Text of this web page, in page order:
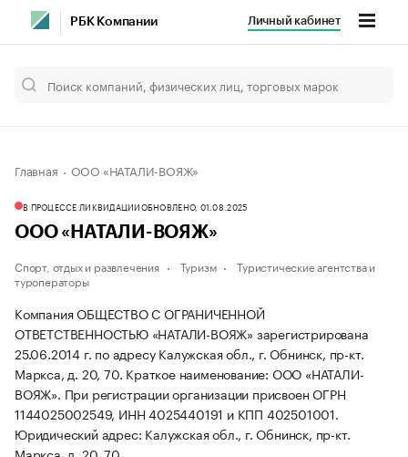
РБК Компании Личный кабинет
Главная ООО «НАТАЛИ-ВОЯЖ»
В ПРОЦЕССЕ ЛИКВИДАЦИИОБНОВЛЕНО, 01.08.2025
ООО «НАТАЛИ-ВОЯЖ»
Спорт, отдых и развлечения Туризм
Туристические агентства и
туроператоры
Компания ОБЩЕСТВО С ОГРАНИЧЕННОЙ
ОТВЕТСТВЕННОСТЬЮ «НАТАЛИ-ВОЯЖ» зарегистрирована
25.06.2014 г. по адресу Калужская обл., г. Обнинск, пр-кт.
Маркса, д. 20, 70. Краткое наименование: ООО «НАТАЛИ-
ВОЯЖ». При регистрации организации присвоен ОГРН
1144025002549, ИНН 4025440191 и КПП 402501001.
Юридический адрес: Калужская обл., г. Обнинск, пр-кт.